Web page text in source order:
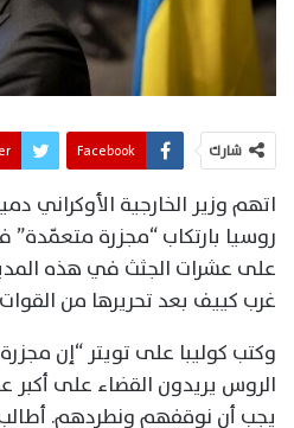
شارك Facebook
اتهم وزير الخارجية الأوكراني
روسيا بارتكاب “مجزرة متعمّدة”
على عشرات الجثث في هذه
غرب كييف بعد تحريرها من
وكتب كوليبا على تويتر “إن
الروس يريدون القضاء على أكبر
يجب أن نوقفهم ونطردهم.